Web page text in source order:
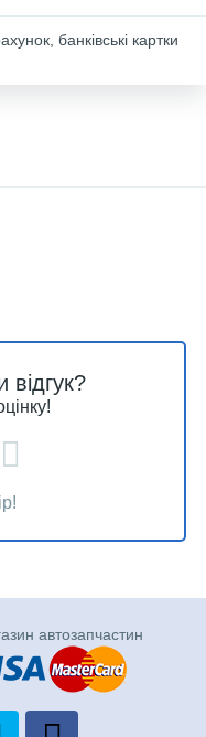
банківські картки
автозапчастин